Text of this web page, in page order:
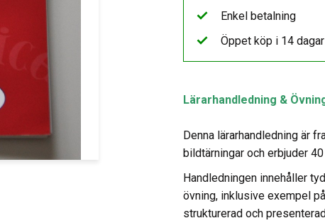
Lärarhandledning &
Denna lärarhandledning är
bildtärningar och erbjuder
Handledningen innehåller
övning, inklusive exempel
strukturerad och
Enkel betalning
Öppet köp i 14 dagar